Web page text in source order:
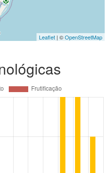
Leaflet | ©OpenStreetMap